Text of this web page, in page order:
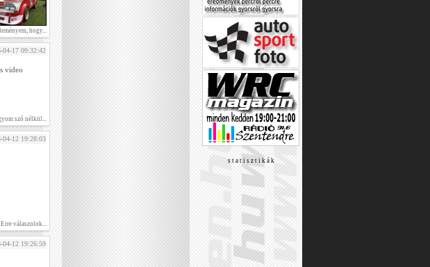
hogy...
04-17 09:32:42
video
szó nélkül...
04-12 19:28:03
Erre válaszolok...
04-12 19:26:59
s t a t i s z t i k á k